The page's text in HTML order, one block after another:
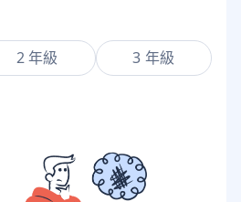
2 年級 3 年級